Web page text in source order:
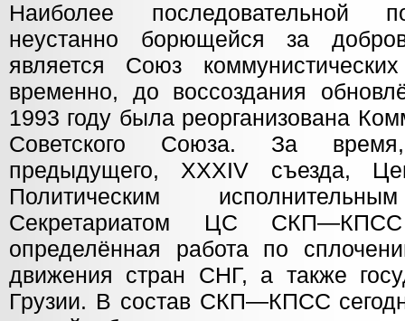
Наиболее последовательной
неустанно борющейся за
является Союз
временно, до воссоздания
1993 году была реорганизована
Советского Союза. За
предыдущего, XXXIV съезда,
Политическим
Секретариатом ЦС
определённая работа по
движения стран СНГ, а также
Грузии. В состав СКП—КПСС